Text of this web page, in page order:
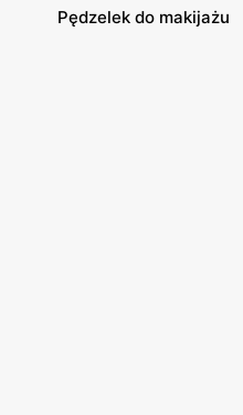
Pędzelek do makijażu